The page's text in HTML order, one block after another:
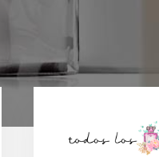
lateral